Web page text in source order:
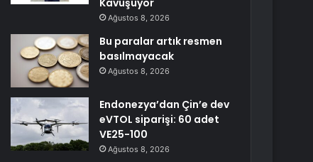
Kavuşuyor
Ağustos 8, 2026
Bu paralar artık resmen
basılmayacak
Ağustos 8, 2026
Endonezya’dan Çin’e dev
eVTOL siparişi: 60 adet
VE25-100
Ağustos 8, 2026